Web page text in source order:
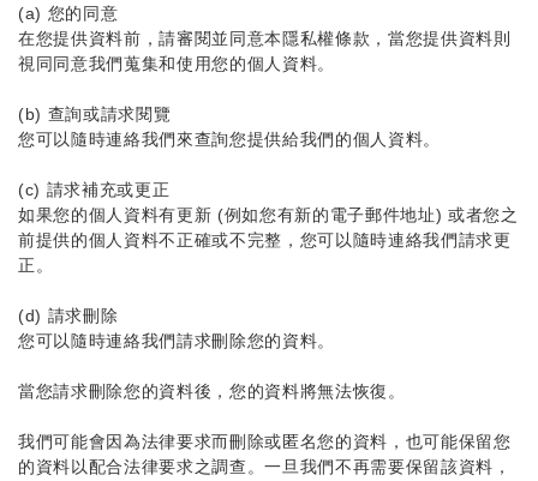
(a) 您的同意
在您提供資料前，請審閱並同意本隱私權條款，當您提供資料則
視同同意我們蒐集和使用您的個人資料。
(b) 查詢或請求閱覽
您可以隨時連絡我們來查詢您提供給我們的個人資料。
(c) 請求補充或更正
如果您的個人資料有更新 (例如您有新的電子郵件地址) 或者您之
前提供的個人資料不正確或不完整，您可以隨時連絡我們請求更
正。
(d) 請求刪除
您可以隨時連絡我們請求刪除您的資料。
當您請求刪除您的資料後，您的資料將無法恢復。
我們可能會因為法律要求而刪除或匿名您的資料，也可能保留您
的資料以配合法律要求之調查。一旦我們不再需要保留該資料，